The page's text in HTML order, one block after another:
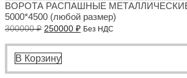
ВОРОТА РАСПАШНЫЕ
5000*4500 (любой размер)
300000₽ Первоначальная
составляла
300000 ₽.
250000 ₽Текущая
250000 ₽.
Без НДС
В Корзину